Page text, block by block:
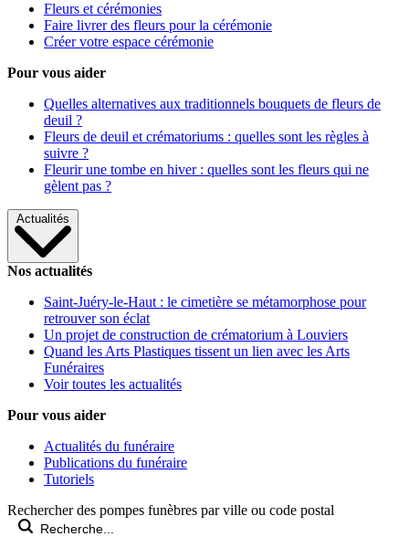
Fleurs et cérémonies
Faire livrer des fleurs pour la cérémonie
Créer votre espace cérémonie
Pour vous aider
Quelles alternatives aux traditionnels bouquets de fleurs de
deuil ?
Fleurs de deuil et crématoriums : quelles sont les règles à
suivre ?
Fleurir une tombe en hiver : quelles sont les fleurs qui ne
gèlent pas ?
Actualités
Nos actualités
Saint-Juéry-le-Haut : le cimetière se métamorphose pour
retrouver son éclat
Un projet de construction de crématorium à Louviers
Quand les Arts Plastiques tissent un lien avec les Arts
Funéraires
Voir toutes les actualités
Pour vous aider
Actualités du funéraire
Publications du funéraire
Tutoriels
Rechercher des pompes funèbres par ville ou code postal